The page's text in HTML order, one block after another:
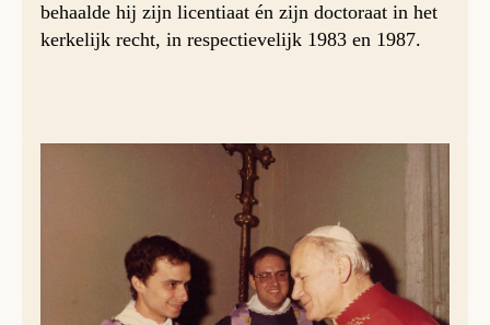
behaalde hij zijn licentiaat én zijn doctoraat in het
kerkelijk recht, in respectievelijk 1983 en 1987.
Twee oud-studenten van het Angelicum zijn in de afgelopen decennia tot paus
verkozen. Paus Leo XIV (op de foto links) behaalde zijn doctoraat in het
kerkelijk recht. Paus Sint Johannes Paulus II (rechts) ontving zijn doctoraat in
de theologie. Foto: Augustijner provincie van Onze Moeder van Goede Raad /